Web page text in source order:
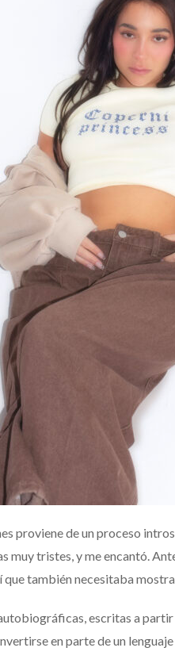
proviene de un proceso
muy tristes, y me encantó.
también necesitaba
escritas a partir
en parte de un